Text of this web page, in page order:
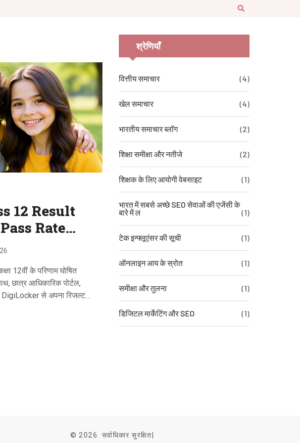
12 Result
Rate
12वीं के परिणाम घोषित
छात्र आधिकारिक पोर्टल,
से अपना रिजल्ट
श्रेणियाँ
वित्तीय समाचार (4)
खेल समाचार (4)
भारतीय समाचार ब्लॉग (2)
शिक्षा समीक्षा और नतीजे (2)
शिक्षक के लिए आयोगी वेबसाइट (1)
भारत में सबसे अच्छे SEO सेवाओं की एजेंसी के
बारे में ल
(1)
टेक इन्फ्लूएंसर की सूची (1)
ऑनलाइन आय के स्रोत (1)
समीक्षा और तुलना (1)
डिजिटल मार्केटिंग और SEO (1)
© 2026. सर्वाधिकार सुरक्षित|